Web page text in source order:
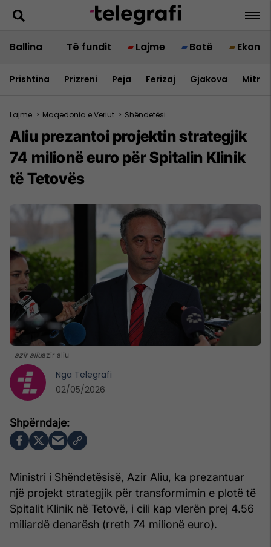
Ballina Të fundit Lajme Botë
Prishtina Prizreni Peja Ferizaj Gjakova
Lajme > Maqedonia e Veriut > Shëndetësi
Aliu prezantoi projektin strategjik
74 milionë euro për Spitalin Klinik
të Tetovës
azir aliuazir aliu
Ministri i Shëndetësisë, Azir Aliu, ka prezantuar
një projekt strategjik për transformimin e plotë të
Spitalit Klinik në Tetovë, i cili kap vlerën prej 4.56
miliardë denarësh (rreth 74 milionë euro).
Nga Telegrafi
02/05/2026